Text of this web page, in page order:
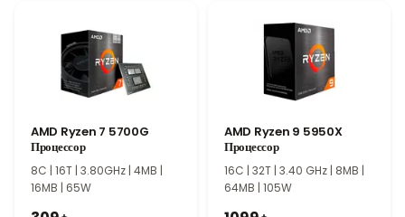
мгновенный отклик системы.
Преимущества Intel Core i7-12700F
Благодаря теплопакету 65 Вт Intel Core i7-12700F сочетает
высокую производительность с энергоэффективностью.
делают этот процессор отличным выбором для игровых
компьютеров, рабочих станций и профессиональных
пользователей.
AMD Ryzen 7 5700G
Процессор
8C | 16T | 3.80GHz | 4MB |
16MB | 65W
AMD Ryzen 9 5950X
Процессор
16C | 32T | 3.40 GHz | 8MB |
64MB | 105W